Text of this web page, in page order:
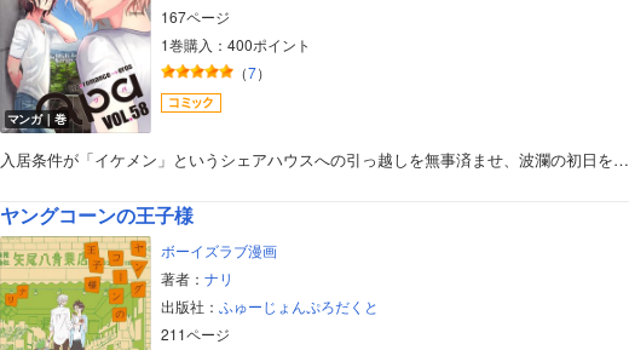
マンガ｜巻
167ページ
1巻購入：400ポイント
（7）
入居条件が「イケメン」というシェアハウスへの引っ越しを無事済ませ、波瀾の初日を…
ヤングコーンの王子様
ボーイズラブ漫画
著者： ナリ
出版社： ふゅーじょんぷろだくと
211ページ